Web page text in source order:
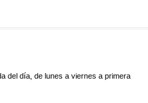
del día, de lunes a viernes a primera